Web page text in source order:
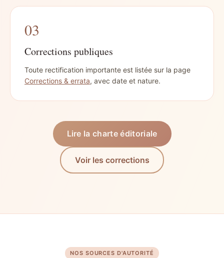
03
Corrections publiques
Toute rectification importante est listée sur la page
Corrections & errata, avec date et nature.
Lire la charte éditoriale
Voir les corrections
NOS SOURCES D'AUTORITÉ